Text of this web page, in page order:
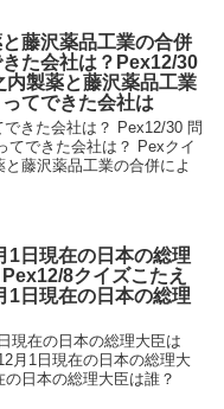
藤沢薬品工業の合併
た会社は？Pex12/30
内製薬と藤沢薬品工業
てできた会社は
きた会社は？ Pex12/30 問
てできた会社は？ Pexクイ
藤沢薬品工業の合併によ
1日現在の日本の総理
8クイズこたえ
1日現在の日本の総理
現在の日本の総理大臣は
月1日現在の日本の総理大
日本の総理大臣は誰？